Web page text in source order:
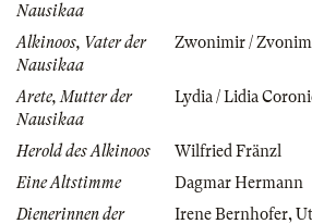
Nausikaa
Alkinoos, Vater der
Nausikaa
Zwonimir /
Arete, Mutter der
Nausikaa
Lydia / Lidia
Herold des Alkinoos
Wilfried Fränzl
Eine Altstimme
Dagmar Hermann
Dienerinnen der
Irene Bernhofer,